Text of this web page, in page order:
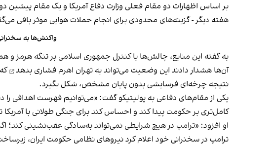
بر اساس اظهارات دو مقام فعلی وزارت دفاع آمریکا و یک مقام
هفته دیگر - گزینه‌های محدودی برای انجام حملات هوایی موثر باقی
واکنش‌ها به
به گفته این منابع، چالش‌ها با کنترل جمهوری اسلامی بر تنگه
آن‌ها هشدار دادند این وضعیت می‌تواند به تهران اهرم فشاری بدهد
نتیجه چرخه‌ای فرسایشی بدون پایان مشخص، شکل بگیرد.
یکی از مقام‌های دفاعی به پولیتیکو گفت: «می‌توانیم فهرست اهدافی
کامل‌تری بر حکومت پیدا کند و احساس کند برای جنگی طولانی با آمریکا
او افزود: «ترامپ در هیچ شرایطی نمی‌تواند به‌سادگی عقب‌نشینی کند؛
ترامپ در سخنرانی خود اعلام کرد نیروهای نظامی حکومت ایران،